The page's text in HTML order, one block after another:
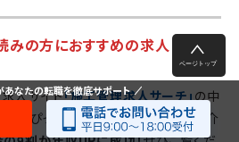
みの方におすすめの求人
人サイト「施工管理求人サーチ」の中
にぴったりの「最新の求人」をご紹介
あなたの転職を徹底サポート